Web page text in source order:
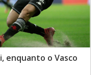
enquanto o Vasco